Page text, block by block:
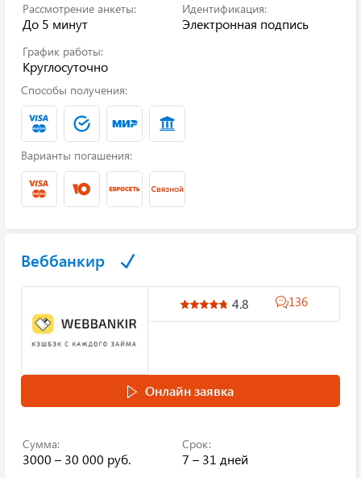
Рассмотрение анкеты:
До 5 минут
Идентификация:
Электронная подпись
График работы:
Круглосуточно
Способы получения:
Варианты погашения:
Веббанкир
4.8 136
Онлайн заявка
Сумма:
3000 – 30 000 руб.
Срок:
7 – 31 дней